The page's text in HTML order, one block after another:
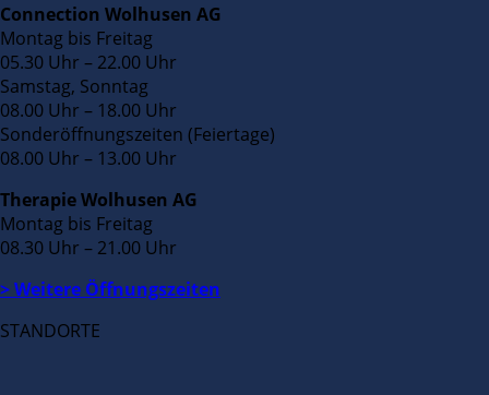
Connection Wolhusen AG
Montag bis Freitag
05.30 Uhr – 22.00 Uhr
Samstag, Sonntag
08.00 Uhr – 18.00 Uhr
Sonderöffnungszeiten (Feiertage)
08.00 Uhr – 13.00 Uhr
Therapie Wolhusen AG
Montag bis Freitag
08.30 Uhr – 21.00 Uhr
> Weitere Öffnungszeiten
STANDORTE